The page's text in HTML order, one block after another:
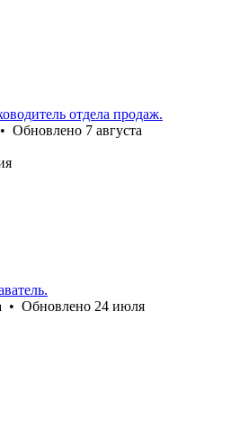
отдела продаж.
• Обновлено 7 августа
• Обновлено 24 июля